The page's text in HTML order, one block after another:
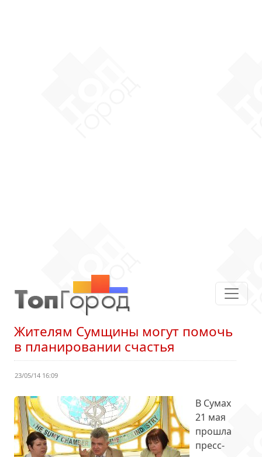
Жителям Сумщины могут помочь
в планировании счастья
23/05/14 16:09
В Сумах
21 мая
прошла
пресс-